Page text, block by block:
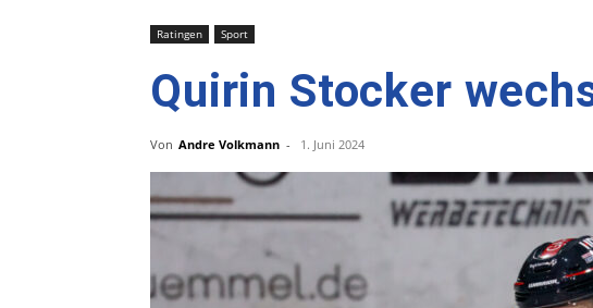
Ratingen Sport
Quirin Stocker
Von Andre Volkmann - 1. Juni 2024